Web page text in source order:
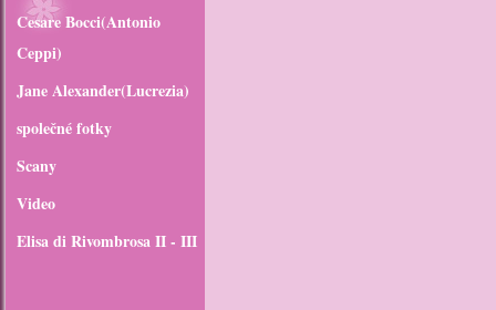
Cesare Bocci(Antonio
Ceppi)
Jane Alexander(Lucrezia)
společné fotky
Scany
Video
Elisa di Rivombrosa II - III